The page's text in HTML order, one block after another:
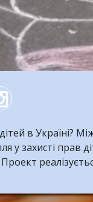
в Україні?
у захисті прав